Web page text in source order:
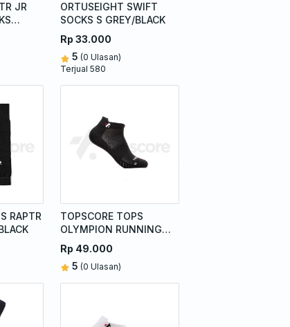
JR
ORTUSEIGHT SWIFT
SOCKS S GREY/BLACK
Rp 33.000
5 (0 Ulasan)
Terjual 580
RAPTR
TOPSCORE TOPS
OLYMPION RUNNING
SOCKS BLACK
Rp 49.000
5 (0 Ulasan)